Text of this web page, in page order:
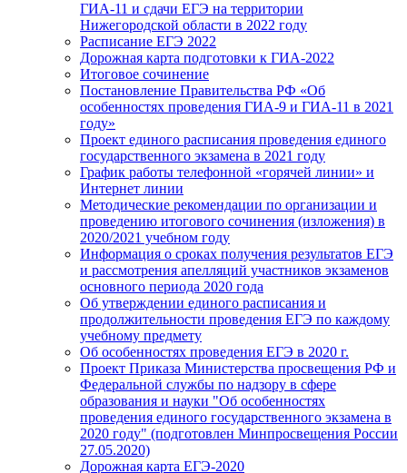
ГИА-11 и сдачи ЕГЭ на территории
Нижегородской области в 2022 году
Расписание ЕГЭ 2022
Дорожная карта подготовки к ГИА-2022
Итоговое сочинение
Постановление Правительства РФ «Об
особенностях проведения ГИА-9 и ГИА-11 в 2021
году»
Проект единого расписания проведения единого
государственного экзамена в 2021 году
График работы телефонной «горячей линии» и
Интернет линии
Методические рекомендации по организации и
проведению итогового сочинения (изложения) в
2020/2021 учебном году
Информация о сроках получения результатов ЕГЭ
и рассмотрения апелляций участников экзаменов
основного периода 2020 года
Об утверждении единого расписания и
продолжительности проведения ЕГЭ по каждому
учебному предмету
Об особенностях проведения ЕГЭ в 2020 г.
Проект Приказа Министерства просвещения РФ и
Федеральной службы по надзору в сфере
образования и науки "Об особенностях
проведения единого государственного экзамена в
2020 году" (подготовлен Минпросвещения России
27.05.2020)
Дорожная карта ЕГЭ-2020